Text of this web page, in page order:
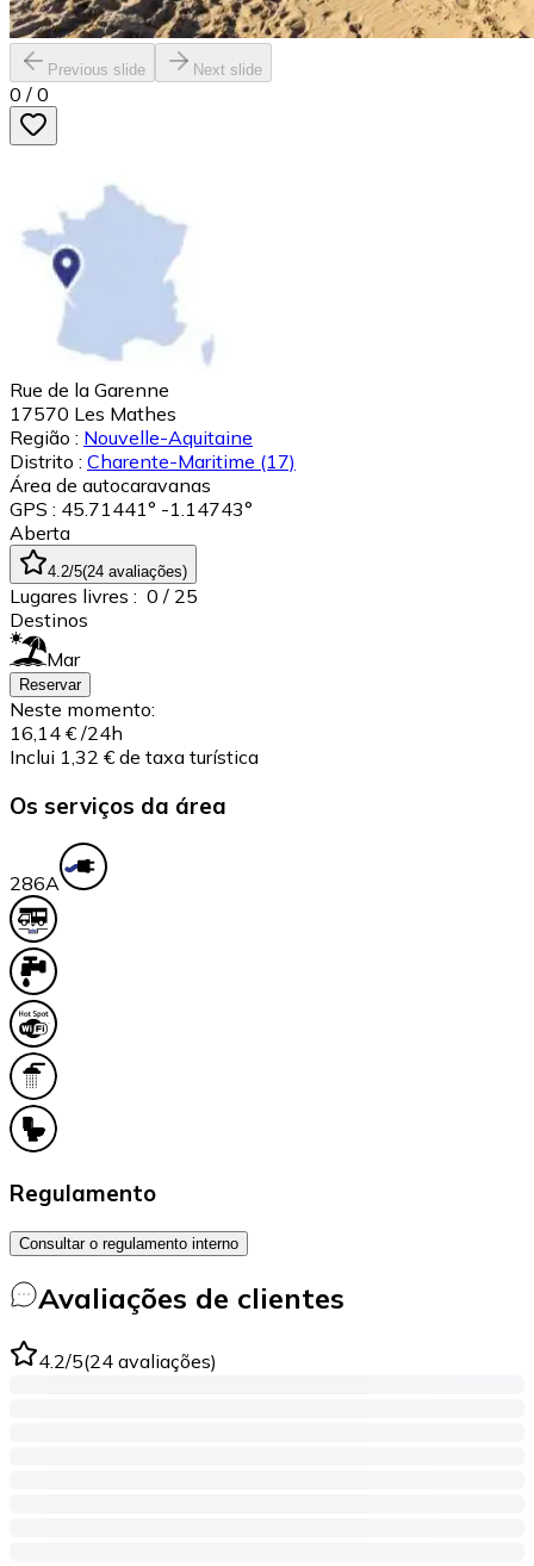
Previous slide Next slide
0 / 0
Rue de la Garenne
17570 Les Mathes
Região : Nouvelle-Aquitaine
Distrito : Charente-Maritime (17)
Área de autocaravanas
GPS : 45.71441° -1.14743°
Aberta
4.2/5(24 avaliações)
Lugares livres : 0 / 25
Destinos
Mar
Reservar
Neste momento:
16,14 € /24h
Inclui 1,32 € de taxa turística
Os serviços da área
286A
Regulamento
Consultar o regulamento interno
Avaliações de clientes
4.2/5(24 avaliações)